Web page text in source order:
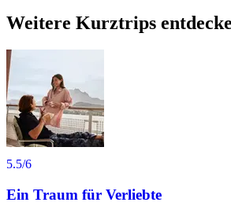
Weitere Kurztrips
5.5/6
Ein Traum für Verliebte